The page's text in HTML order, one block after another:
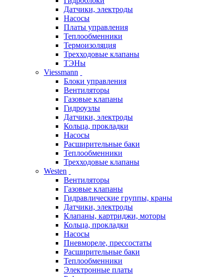
Датчики, электроды
Насосы
Платы управления
Теплообменники
Термоизоляция
Трехходовые клапаны
ТЭНы
Viessmann
Блоки управления
Вентиляторы
Газовые клапаны
Гидроузлы
Датчики, электроды
Кольца, прокладки
Насосы
Расширительные баки
Теплообменники
Трехходовые клапаны
Westen
Вентиляторы
Газовые клапаны
Гидравлические группы, краны
Датчики, электроды
Клапаны, картриджи, моторы
Кольца, прокладки
Насосы
Пневмореле, прессостаты
Расширительные баки
Теплообменники
Электронные платы